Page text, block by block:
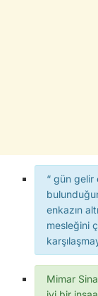
“ gün
enkazın
mesleğini
Mimar